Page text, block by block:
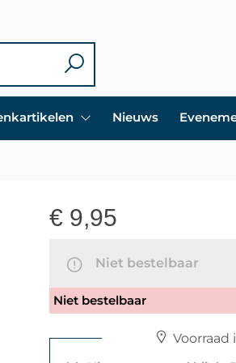
Nieuws
€ 9,95
Niet bestelbaar
Niet bestelbaar
Voorraad